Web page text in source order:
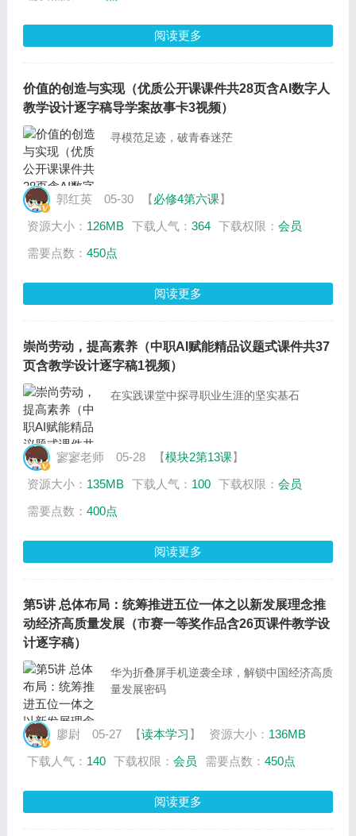
阅读更多
价值的创造与实现（优质公开课课件共28页含AI数字人
教学设计逐字稿导学案故事卡3视频）
寻模范足迹，破青春迷茫
郭红英 05-30 【必修4第六课】
资源大小： 126MB 下载人气： 364 下载权限： 会员
需要点数： 450点
阅读更多
崇尚劳动，提高素养（中职AI赋能精品议题式课件共37
页含教学设计逐字稿1视频）
在实践课堂中探寻职业生涯的坚实基石
寥寥老师 05-28 【模块2第13课】
资源大小： 135MB 下载人气： 100 下载权限： 会员
需要点数： 400点
阅读更多
第5讲 总体布局：统筹推进五位一体之以新发展理念推
动经济高质量发展（市赛一等奖作品含26页课件教学设
计逐字稿）
华为折叠屏手机逆袭全球，解锁中国经济高质
量发展密码
廖尉 05-27 【读本学习 】 资源大小： 136MB
下载人气： 140 下载权限： 会员 需要点数： 450点
阅读更多